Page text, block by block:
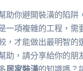
助你避開裝潢的陷阱
一項複雜的工程，需
，才能做出最明智的
助，請分享給你的朋
居家裝潢的知識嗎？